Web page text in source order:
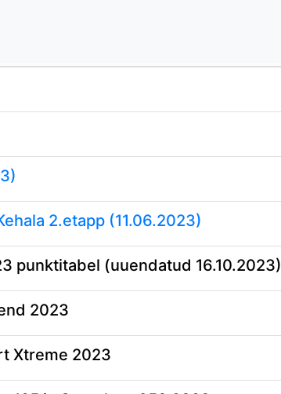
2.etapp (11.06.2023)
(uuendatud 16.10.2023)
2023
Xtreme 2023